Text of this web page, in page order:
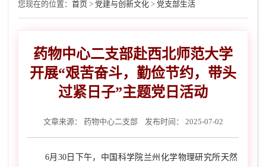
您现在的位置： 首页 > 党建与创新文化 > 党支部生活
药物中心二支部赴西北师范大学
开展“艰苦奋斗，勤俭节约，带头
过紧日子”主题党日活动
文章来源： 药物中心二支部 发布时间： 2025-07-02
6月30日下午，中国科学院兰州化学物理研究所天然